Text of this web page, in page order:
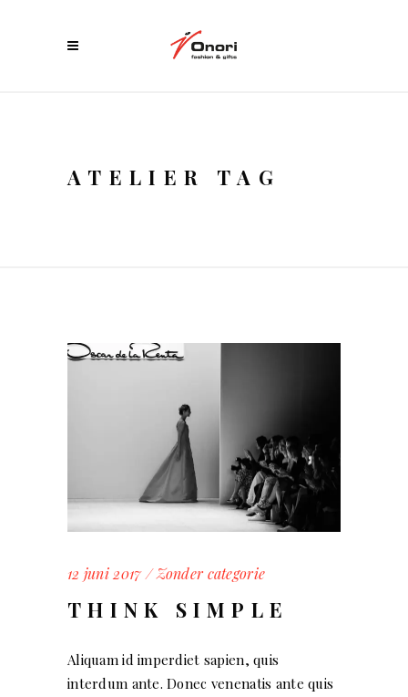
ATELIER TAG
12 juni 2017 Zonder categorie
THINK SIMPLE
Aliquam id imperdiet sapien, quis
interdum ante. Donec venenatis ante quis